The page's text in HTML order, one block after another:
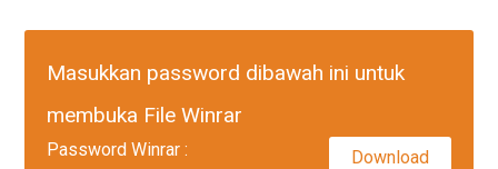
Masukkan password dibawah ini untuk
membuka File Winrar
Download
Password Winrar :